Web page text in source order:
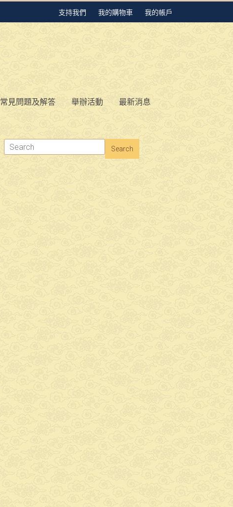
支持我們 我的購物車 我的帳戶
常見問題及解答 舉辦活動 最新消息